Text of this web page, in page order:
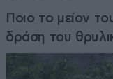
Ποιο το μείον
δράση του